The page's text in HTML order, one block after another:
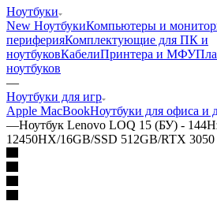
Ноутбуки
New НоутбукиКомпьютеры и
периферияКомплектующие для ПК и
ноутбуковКабелиПринтера и МФУ
ноутбуков
—
Ноутбуки для игр
Apple MacBookНоутбуки для офиса и
—Ноутбук Lenovo LOQ 15 (БУ) -
12450HX/16GB/SSD 512GB/RTX